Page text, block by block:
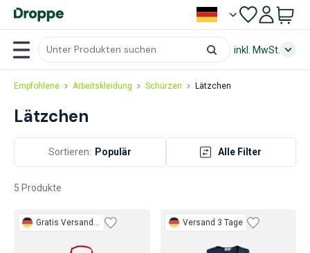
inkl. MwSt.
Empfohlene Arbeitskleidung Schürzen Lätzchen
Lätzchen
Sortieren: Populär Alle Filter
5 Produkte
Gratis Versand 3 Tage Versand 3 Tage